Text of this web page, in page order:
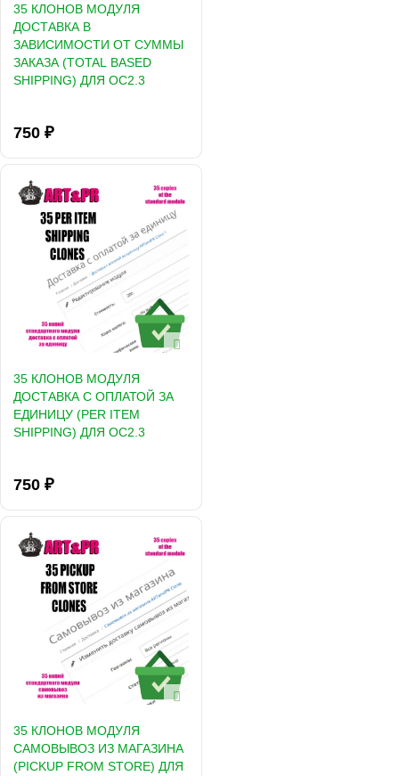
35 КЛОНОВ МОДУЛЯ
ДОСТАВКА В
ЗАВИСИМОСТИ ОТ СУММЫ
ЗАКАЗА (TOTAL BASED
SHIPPING) ДЛЯ OC2.3
750 ₽
35 КЛОНОВ МОДУЛЯ
ДОСТАВКА С ОПЛАТОЙ ЗА
ЕДИНИЦУ (PER ITEM
SHIPPING) ДЛЯ OC2.3
750 ₽
35 КЛОНОВ МОДУЛЯ
САМОВЫВОЗ ИЗ МАГАЗИНА
(PICKUP FROM STORE) ДЛЯ